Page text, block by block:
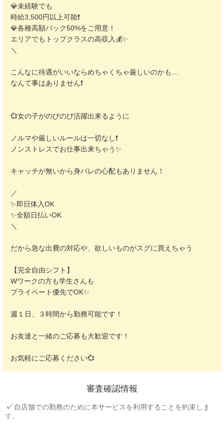
💎未経験でも
時給3,500円以上可能❗️
💎各種高額バック50%をご用意！
エリアでもトップクラスの高収入💰️✨️
＼
こんなに待遇がいいならめちゃくちゃ厳しいのかも…
なんて事はありません❗️
💞女の子がのびのび活躍出来るように
ノルマや厳しいルールは一切なし❗️
ノンストレスでお仕事出来ちゃう✨️
キャッチが無いから身バレの心配もありません！
／
✨️即日体入OK
✨️全額日払いOK
＼
だから急な出費の対応や、欲しいものがスグに買えちゃう
【完全自由シフト】
Wワークの方も学生さんも
プライベート優先でOK✨️
週１日、３時間から勤務可能です！
お友達と一緒のご応募も大歓迎です！
お気軽にご応募ください💞
審査確認情報
自店舗での勤務のために本サービスを利用することを約束しま
す。